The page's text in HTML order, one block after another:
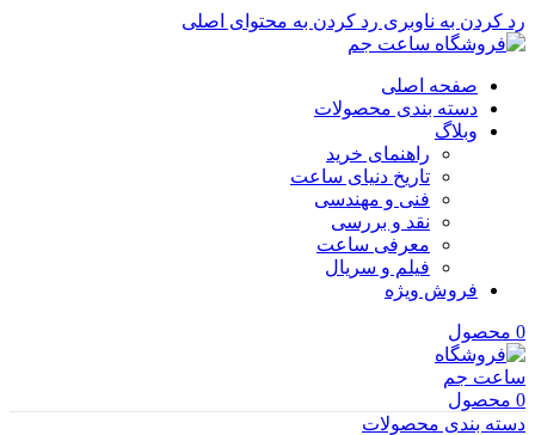
رد کردن به ناوبری رد کردن به محتوای اصلی
صفحه اصلی
دسته بندی محصولات
وبلاگ
راهنمای خرید
تاریخ دنیای ساعت
فنی و مهندسی
نقد و بررسی
معرفی ساعت
فیلم و سریال
فروش ویژه
0 محصول
0 محصول
دسته بندی محصولات